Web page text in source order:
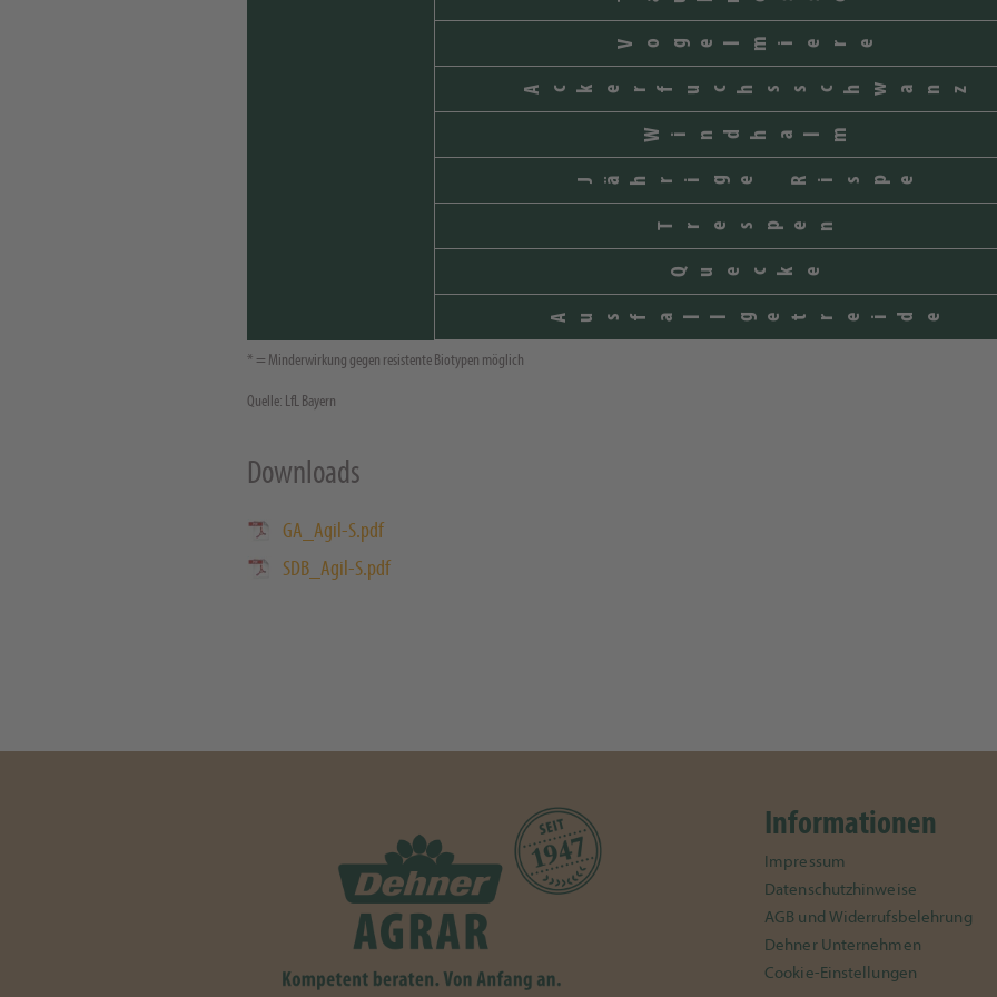
Ausfallgetreide
Quecke
Trespen
Jährige Rispe
Windhalm
Ackerfuchsschwanz
Vogelmiere
* = Minderwirkung gegen resistente Biotypen möglich
Quelle: LfL Bayern
Downloads
GA_Agil-S.pdf
SDB_Agil-S.pdf
Informationen
Impressum
Datenschutzhinweise
AGB und Widerrufsbelehrung
Dehner Unternehmen
Cookie-Einstellungen